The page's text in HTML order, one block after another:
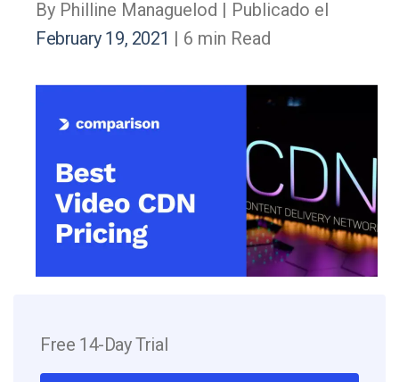
By Philline Managuelod | Publicado el
February 19, 2021 | 6 min Read
Free 14-Day Trial